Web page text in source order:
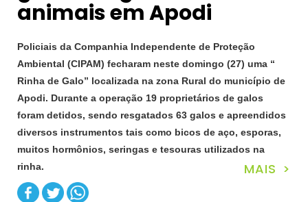
animais em Apodi
Policiais da Companhia Independente de Proteção
Ambiental (CIPAM) fecharam neste domingo (27) uma “
Rinha de Galo” localizada na zona Rural do município de
Apodi. Durante a operação 19 proprietários de galos
foram detidos, sendo resgatados 63 galos e apreendidos
diversos instrumentos tais como bicos de aço, esporas,
muitos hormônios, seringas e tesouras utilizados na
rinha.
MAIS >